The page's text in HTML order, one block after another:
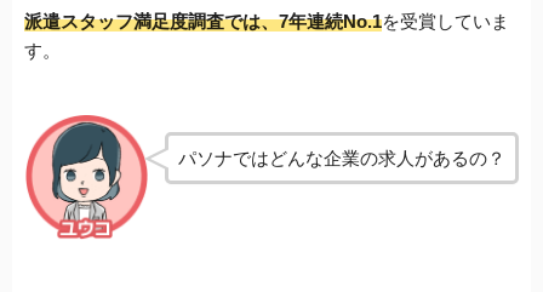
派遣スタッフ満足度調査では、7年連続No.1を受賞していま
す。
パソナではどんな企業の求人があるの？